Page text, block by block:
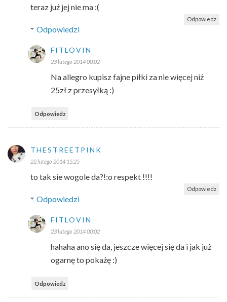
teraz już jej nie ma :(
Odpowiedz
Odpowiedzi
FITLOVIN
23 lutego 2014 00:02
Na allegro kupisz fajne piłki za nie więcej niż
25zł z przesyłką :)
Odpowiedz
THESTREETPINK
22 lutego 2014 15:25
to tak sie wogole da?!:o respekt !!!!
Odpowiedz
Odpowiedzi
FITLOVIN
23 lutego 2014 00:02
hahaha ano się da, jeszcze więcej się da i jak już
ogarnę to pokażę :)
Odpowiedz